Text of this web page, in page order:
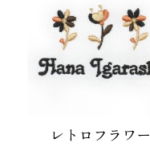
レトロフラワー